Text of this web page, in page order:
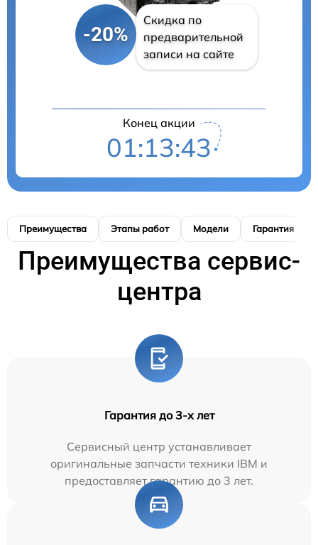
-20%
Скидка по
предварительной
записи на сайте
Конец акции
01:13:42
Преимущества Этапы работ Модели Гарантия
Преимущества сервис-
центра
Гарантия до 3-х лет
Сервисный центр устанавливает
оригинальные запчасти техники IBM и
предоставляет гарантию до 3 лет.